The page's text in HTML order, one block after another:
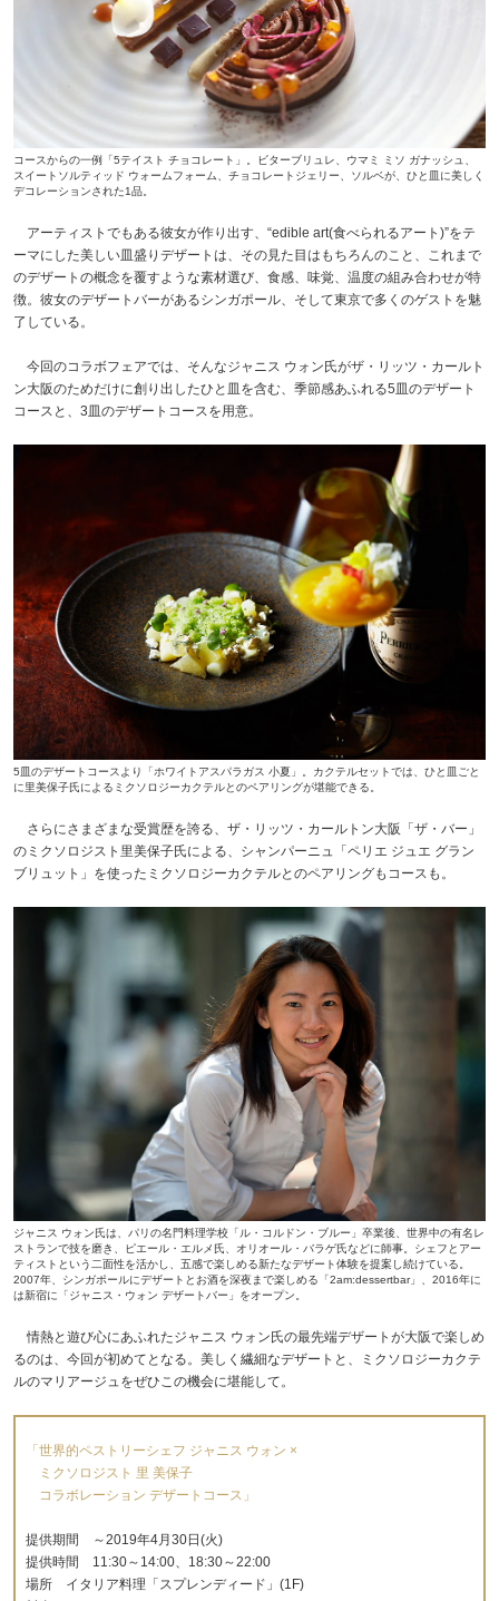
コースからの一例「5テイスト チョコレート」。ビターブリュレ、ウマミ ミソ ガナッシュ、
スイートソルティッド ウォームフォーム、チョコレートジェリー、ソルベが、ひと皿に美しく
デコレーションされた1品。
アーティストでもある彼女が作り出す、“edible art(食べられるアート)”をテ
ーマにした美しい皿盛りデザートは、その見た目はもちろんのこと、これまで
のデザートの概念を覆すような素材選び、食感、味覚、温度の組み合わせが特
徴。彼女のデザートバーがあるシンガポール、そして東京で多くのゲストを魅
了している。
今回のコラボフェアでは、そんなジャニス ウォン氏がザ・リッツ・カールト
ン大阪のためだけに創り出したひと皿を含む、季節感あふれる5皿のデザート
コースと、3皿のデザートコースを用意。
5皿のデザートコースより「ホワイトアスパラガス 小夏」。 カクテルセットでは、ひと皿ごと
に里美保子氏によるミクソロジーカクテルとのペアリングが堪能できる。
さらにさまざまな受賞歴を誇る、ザ・リッツ・カールトン大阪「ザ・バー」
のミクソロジスト里美保子氏による、シャンパーニュ「ペリエ ジュエ グラン
ブリュット」を使ったミクソロジーカクテルとのペアリングもコースも。
ジャニス ウォン氏は、パリの名門料理学校「ル・コルドン・ブルー」卒業後、世界中の有名レ
ストランで技を磨き、ピエール・エルメ氏、オリオール・バラゲ氏などに師事。シェフとアー
ティストという二面性を活かし、五感で楽しめる新たなデザート体験を提案し続けている。
2007年、シンガポールにデザートとお酒を深夜まで楽しめる「2am:dessertbar」、2016年に
は新宿に「ジャニス・ウォン デザートバー」をオープン。
情熱と遊び心にあふれたジャニス ウォン氏の最先端デザートが大阪で楽しめ
るのは、今回が初めてとなる。美しく繊細なデザートと、ミクソロジーカクテ
ルのマリアージュをぜひこの機会に堪能して。
「世界的ペストリーシェフ ジャニス ウォン ×
ミクソロジスト 里 美保子
コラボレーション デザートコース」
提供期間 ～2019年4月30日(火)
提供時間 11:30～14:00、18:30～22:00
場所 イタリア料理「スプレンディード」(1F)